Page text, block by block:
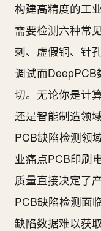
构建高精度的工
需要检测六种常
刺、虚假铜、针
调试而DeepPCB
切。无论你是计
还是智能制造领
PCB缺陷检测领
业痛点PCB印刷
质量直接决定了
PCB缺陷检测面
缺陷数据难以获